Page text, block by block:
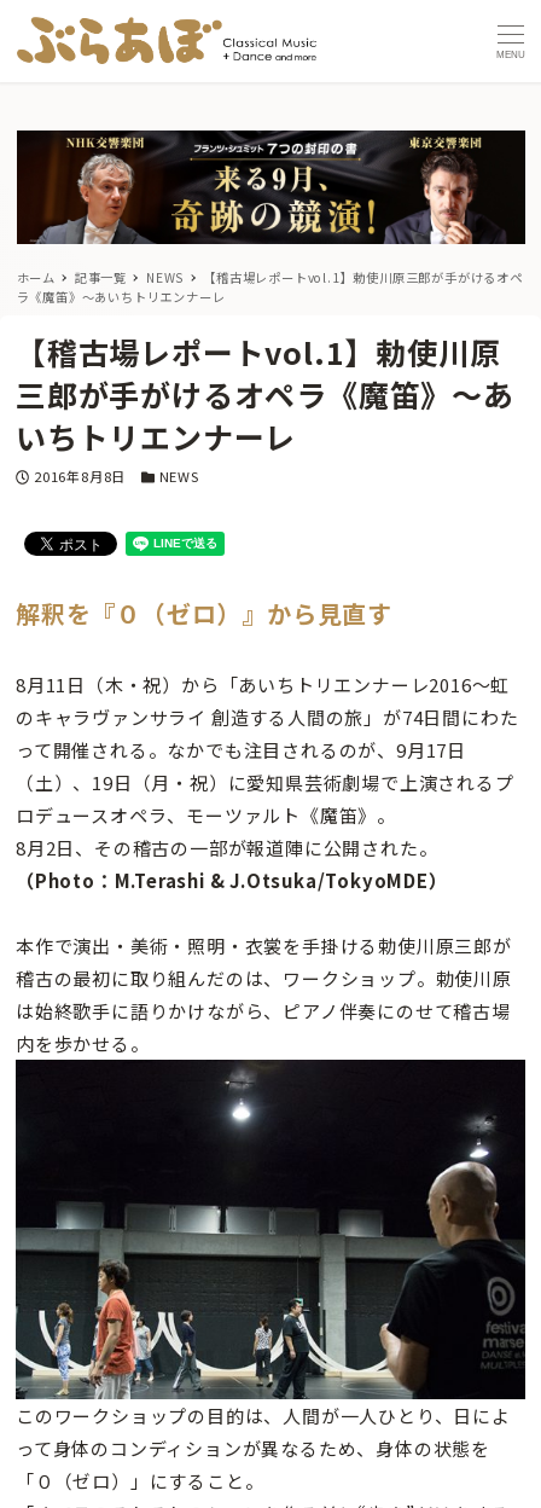
MENU
ホーム 記事一覧 NEWS
【稽古場レポートvol.1】勅使川原三郎が手がけるオペ
ラ《魔笛》〜あいちトリエンナーレ
【稽古場レポートvol.1】勅使川原
三郎が手がけるオペラ《魔笛》〜あ
いちトリエンナーレ
投稿日
2016年8月8日 カテゴリー
NEWS
解釈を『０（ゼロ）』から見直す
8月11日（木・祝）から「あいちトリエンナーレ2016〜虹
のキャラヴァンサライ 創造する人間の旅」が74日間にわた
って開催される。なかでも注目されるのが、9月17日
（土）、19日（月・祝）に愛知県芸術劇場で上演されるプ
ロデュースオペラ、モーツァルト《魔笛》。
8月2日、その稽古の一部が報道陣に公開された。
（Photo：M.Terashi & J.Otsuka/TokyoMDE）
本作で演出・美術・照明・衣裳を手掛ける勅使川原三郎が
稽古の最初に取り組んだのは、ワークショップ。勅使川原
は始終歌手に語りかけながら、ピアノ伴奏にのせて稽古場
内を歩かせる。
このワークショップの目的は、人間が一人ひとり、日によ
って身体のコンディションが異なるため、身体の状態を
「０（ゼロ）」にすること。